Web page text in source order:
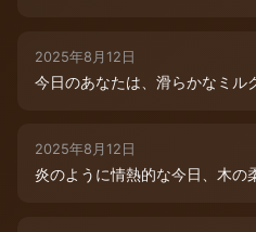
2025年8月12日
今日のあなたは、滑らかなミル
2025年8月12日
炎のように情熱的な今日、木の